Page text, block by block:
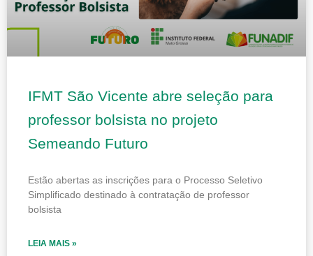
IFMT São Vicente abre seleção para
professor bolsista no projeto
Semeando Futuro
Estão abertas as inscrições para o Processo Seletivo
Simplificado destinado à contratação de professor
bolsista
LEIA MAIS »